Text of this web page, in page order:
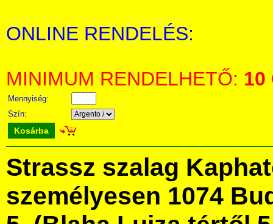
ONLINE RENDELÉS:
MINIMUM RENDELHETŐ: 10
Mennyiség:
.
Szín:
Kosárba
Strassz szalag
személyesen 1074